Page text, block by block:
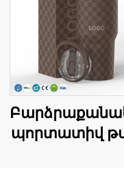
պորտատիվ